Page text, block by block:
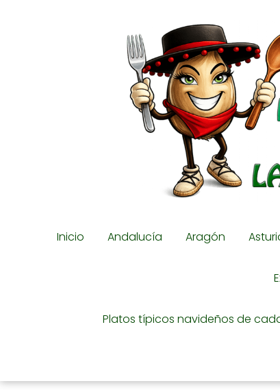
Inicio Andalucía Aragón
Platos típicos navideños de